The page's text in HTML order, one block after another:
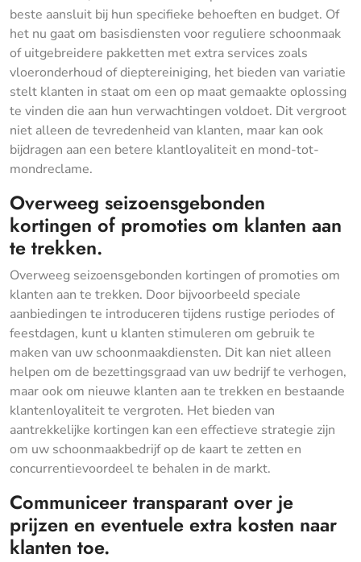
beste aansluit bij hun specifieke behoeften en budget. Of
het nu gaat om basisdiensten voor reguliere schoonmaak
of uitgebreidere pakketten met extra services zoals
vloeronderhoud of dieptereiniging, het bieden van variatie
stelt klanten in staat om een op maat gemaakte oplossing
te vinden die aan hun verwachtingen voldoet. Dit vergroot
niet alleen de tevredenheid van klanten, maar kan ook
bijdragen aan een betere klantloyaliteit en mond-tot-
mondreclame.
Overweeg seizoensgebonden
kortingen of promoties om klanten aan
te trekken.
Overweeg seizoensgebonden kortingen of promoties om
klanten aan te trekken. Door bijvoorbeeld speciale
aanbiedingen te introduceren tijdens rustige periodes of
feestdagen, kunt u klanten stimuleren om gebruik te
maken van uw schoonmaakdiensten. Dit kan niet alleen
helpen om de bezettingsgraad van uw bedrijf te verhogen,
maar ook om nieuwe klanten aan te trekken en bestaande
klantenloyaliteit te vergroten. Het bieden van
aantrekkelijke kortingen kan een effectieve strategie zijn
om uw schoonmaakbedrijf op de kaart te zetten en
concurrentievoordeel te behalen in de markt.
Communiceer transparant over je
prijzen en eventuele extra kosten naar
klanten toe.